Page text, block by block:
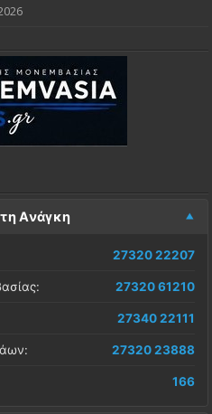
Ανάγκη
27320 22207
27320 61210
27340 22111
27320 23888
166